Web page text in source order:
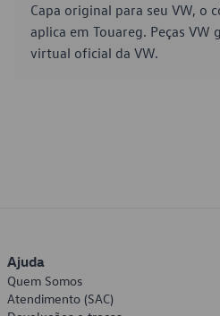
Capa original para seu VW, o
aplica em Touareg. Peças VW
virtual oficial da VW.
Ajuda
Quem Somos
Atendimento (SAC)